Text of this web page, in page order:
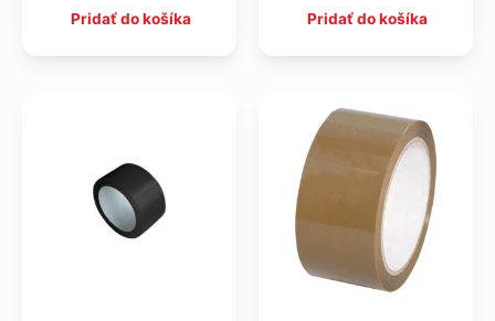
Pridať do košíka Pridať do košíka